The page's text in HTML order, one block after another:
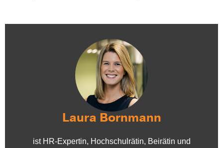
Laura Bornmann
ist HR-Expertin, Hochschulrätin, Beirätin und